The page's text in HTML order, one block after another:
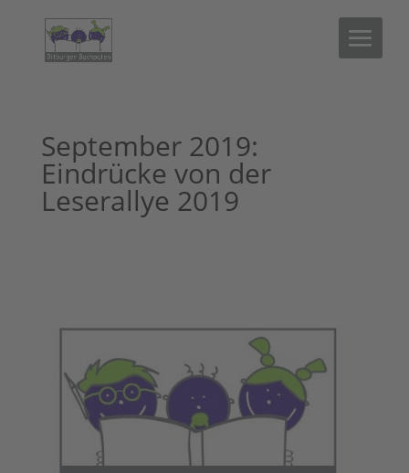
September 2019:
Eindrücke von der
Leserallye 2019